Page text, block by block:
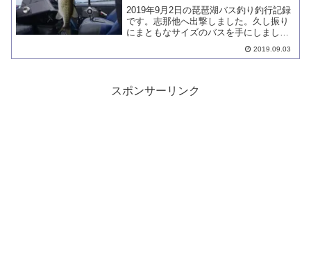
2019年9月2日の琵琶湖バス釣り釣行記録
です。志那他へ出撃しました。久し振り
にまともなサイズのバスを手にしまし
た。ノーシンカーI字形の下物浚渫での出
しどころ、ヒントを掴めたかもしれませ
2019.09.03
スポンサーリンク